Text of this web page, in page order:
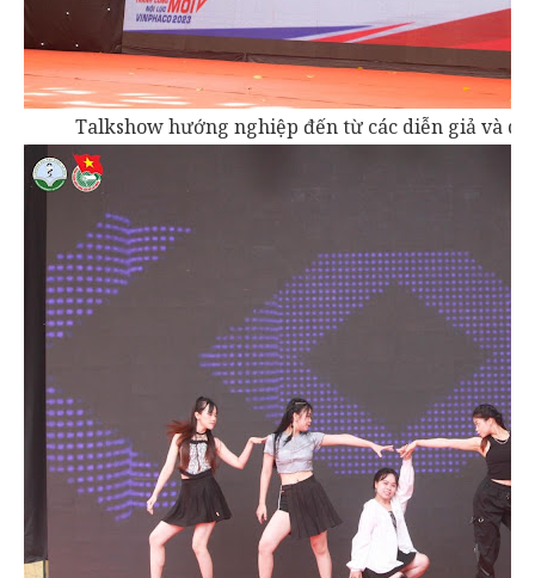
Talkshow hướng nghiệp đến từ các diễn giả và